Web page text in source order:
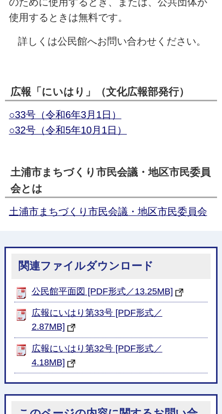
のために使用するとき、または、公共団体が
使用するときは無料です。
詳しくは公民館へお問い合わせください。
広報「にいはり」（文化広報部発行）
○33号（令和6年3月1日）
○32号（令和5年10月1日）
土浦市まちづくり市民会議・地区市民委員
会とは
土浦市まちづくり市民会議・地区市民委員会
関連ファイルダウンロード
公民館平面図 [PDF形式／13.25MB]
広報にいはり第33号 [PDF形式／
2.87MB]
広報にいはり第32号 [PDF形式／
4.18MB]